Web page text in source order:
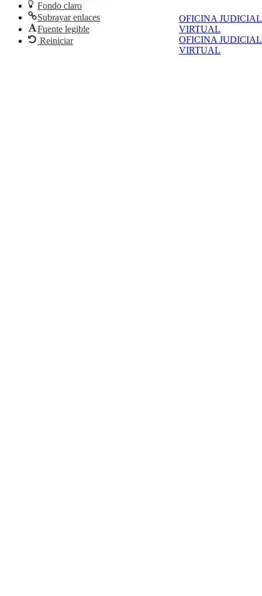
OFICINA JUDICIAL
VIRTUAL
OFICINA JUDICIAL
VIRTUAL
Fondo claro
Subrayar enlaces
Fuente legible
Reiniciar